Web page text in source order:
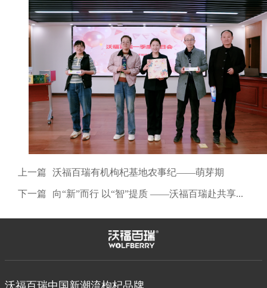
上一篇 沃福百瑞有机枸杞基地农事纪——萌芽期
下一篇 向“新”而行 以“智”提质 ——沃福百瑞赴共享集团开展数智化转型专题研学